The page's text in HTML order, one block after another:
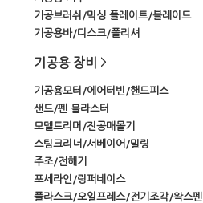
기공브러쉬/믹싱 플레이트/블레이드
기공용바/디스크/폴리셔
기공용 장비 >
기공용모터/에어터빈/핸드피스
샌드/펜 블라스터
모델트리머/진공매몰기
스팀크리너/서베이어/밀링
주조/전해기
포세라인/링퍼네이스
플라스크/오일프레스/전기조각/왁스펜